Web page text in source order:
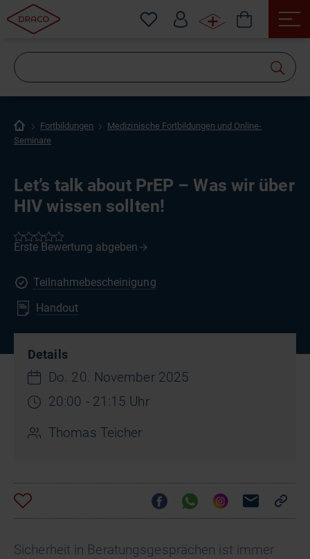
Fortbildungen
Medizinische Fortbildungen und Online-
Seminare
Let’s talk about PrEP – Was wir über
HIV wissen sollten!
Teilnahmebescheinigung
Handout
Details
Do. 20. November 2025
20:00 - 21:15 Uhr
Thomas Teicher
Sicherheit in Beratungsgesprächen ist immer
suchen